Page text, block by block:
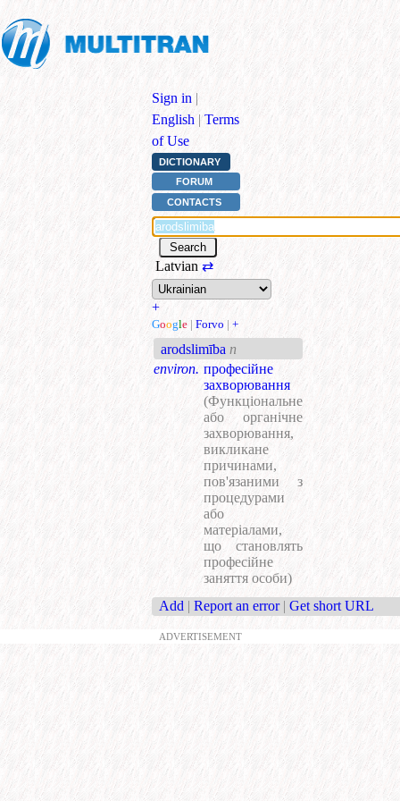
Sign in |
English | Terms
of Use
DICTIONARY
FORUM
CONTACTS
Latvian ⇄
+
Google | Forvo | +
arodslimība n
environ. професійне
захворювання
(Функціональне
або органічне
захворювання,
викликане
причинами,
пов'язаними з
процедурами
або
матеріалами,
що становлять
професійне
заняття особи)
Add | Report an error | Get short URL
ADVERTISEMENT